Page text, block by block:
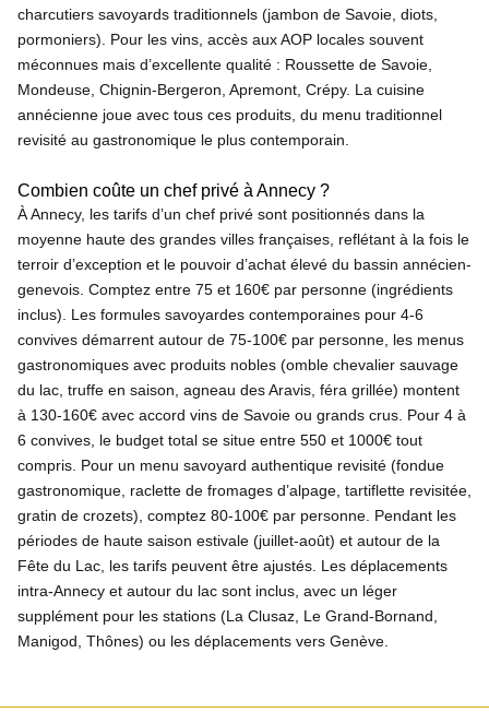
charcutiers savoyards traditionnels (jambon de Savoie, diots,
pormoniers). Pour les vins, accès aux AOP locales souvent
méconnues mais d’excellente qualité : Roussette de Savoie,
Mondeuse, Chignin-Bergeron, Apremont, Crépy. La cuisine
annécienne joue avec tous ces produits, du menu traditionnel
revisité au gastronomique le plus contemporain.
Combien coûte un chef privé à Annecy ?
À Annecy, les tarifs d’un chef privé sont positionnés dans la
moyenne haute des grandes villes françaises, reflétant à la fois le
terroir d’exception et le pouvoir d’achat élevé du bassin annécien-
genevois. Comptez entre 75 et 160€ par personne (ingrédients
inclus). Les formules savoyardes contemporaines pour 4-6
convives démarrent autour de 75-100€ par personne, les menus
gastronomiques avec produits nobles (omble chevalier sauvage
du lac, truffe en saison, agneau des Aravis, féra grillée) montent
à 130-160€ avec accord vins de Savoie ou grands crus. Pour 4 à
6 convives, le budget total se situe entre 550 et 1000€ tout
compris. Pour un menu savoyard authentique revisité (fondue
gastronomique, raclette de fromages d’alpage, tartiflette revisitée,
gratin de crozets), comptez 80-100€ par personne. Pendant les
périodes de haute saison estivale (juillet-août) et autour de la
Fête du Lac, les tarifs peuvent être ajustés. Les déplacements
intra-Annecy et autour du lac sont inclus, avec un léger
supplément pour les stations (La Clusaz, Le Grand-Bornand,
Manigod, Thônes) ou les déplacements vers Genève.